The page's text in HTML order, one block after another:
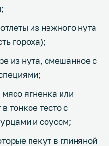
из нежного нута
гороха);
из нута, смешанное с
ягненка или
тонкое тесто с
и соусом;
пекут в глиняной